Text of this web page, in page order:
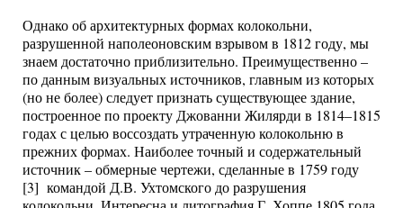
Однако об архитектурных формах колокольни,
разрушенной наполеоновским взрывом в 1812 году, мы
знаем достаточно приблизительно. Преимущественно –
по данным визуальных источников, главным из которых
(но не более) следует признать существующее здание,
построенное по проекту Джованни Жилярди в 1814–1815
годах с целью воссоздать утраченную колокольню в
прежних формах. Наиболее точный и содержательный
источник – обмерные чертежи, сделанные в 1759 году
[3] командой Д.В. Ухтомского до разрушения